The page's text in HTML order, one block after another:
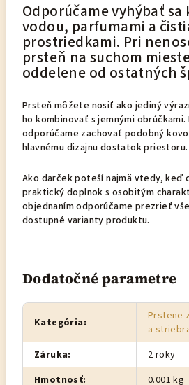
Odporúčame vyhýbať
vodou, parfumami a
prostriedkami. Pri
prsteň na suchom
oddelene od ostatných
Prsteň môžete nosiť ako jediný
ho kombinovať s jemnými
odporúčame zachovať podobný
hlavnému dizajnu dostatok priestoru.
Ako darček poteší najmä vtedy, keď
praktický doplnok s osobitým
objednaním odporúčame prezrieť
dostupné varianty produktu.
Dodatočné parametre
Kategória:
Prstene
a
Záruka:
2 roky
Hmotnosť: 0.001 kg